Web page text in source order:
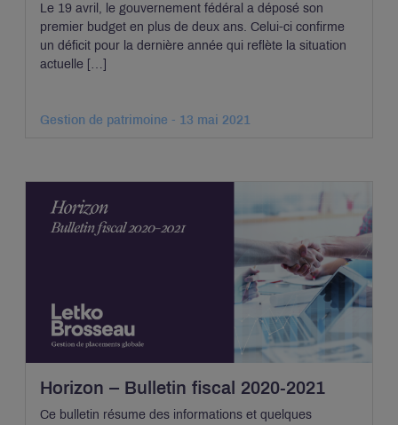
Le 19 avril, le gouvernement fédéral a déposé son
premier budget en plus de deux ans. Celui-ci confirme
un déficit pour la dernière année qui reflète la situation
actuelle […]
Gestion de patrimoine - 13 mai 2021
Horizon – Bulletin fiscal 2020-2021
Ce bulletin résume des informations et quelques